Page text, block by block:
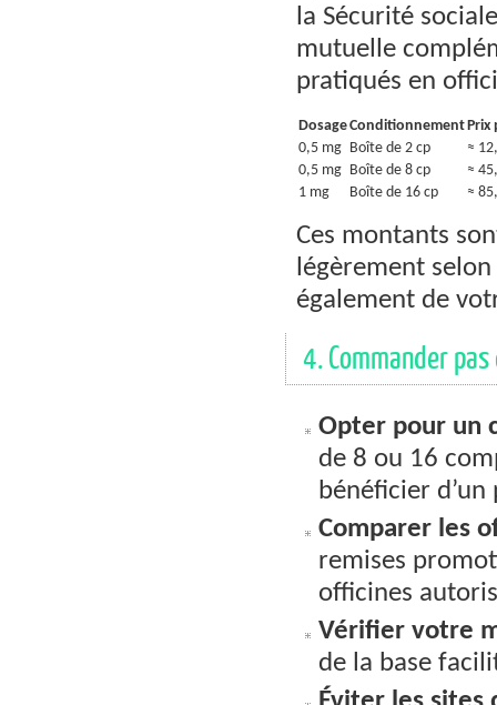
la Sécurité
mutuelle
pratiqués en
DosageConditionnementPrix
0,5 mg Boîte de 2 cp
≈
0,5 mg Boîte de 8 cp
≈
1 mg
Boîte de 16 cp ≈
Ces montants
légèrement
également de
4. Commander
Opter pour un
de 8 ou 16
bénéficier
Comparer les
remises
officines
Vérifier votre
de la base